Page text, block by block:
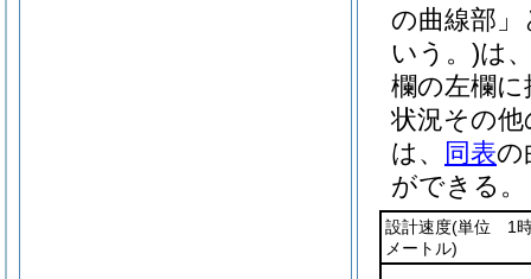
の曲線部
いう。)は
欄の左欄
状況その
は、
同表の
ができる。
設計速度(単位 1時
メートル)